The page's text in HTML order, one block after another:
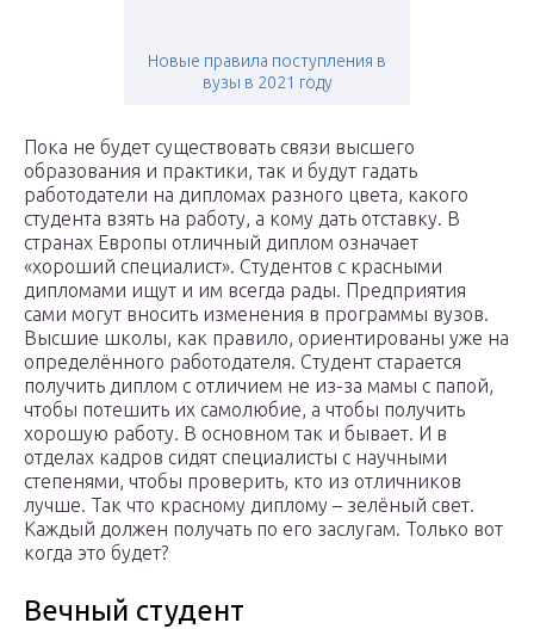
Новые правила поступления в
вузы в 2021 году
Пока не будет существовать связи высшего
образования и практики, так и будут гадать
работодатели на дипломах разного цвета, какого
студента взять на работу, а кому дать отставку. В
странах Европы отличный диплом означает
«хороший специалист». Студентов с красными
дипломами ищут и им всегда рады. Предприятия
сами могут вносить изменения в программы вузов.
Высшие школы, как правило, ориентированы уже на
определённого работодателя. Студент старается
получить диплом с отличием не из-за мамы с папой,
чтобы потешить их самолюбие, а чтобы получить
хорошую работу. В основном так и бывает. И в
отделах кадров сидят специалисты с научными
степенями, чтобы проверить, кто из отличников
лучше. Так что красному диплому – зелёный свет.
Каждый должен получать по его заслугам. Только вот
когда это будет?
Вечный студент